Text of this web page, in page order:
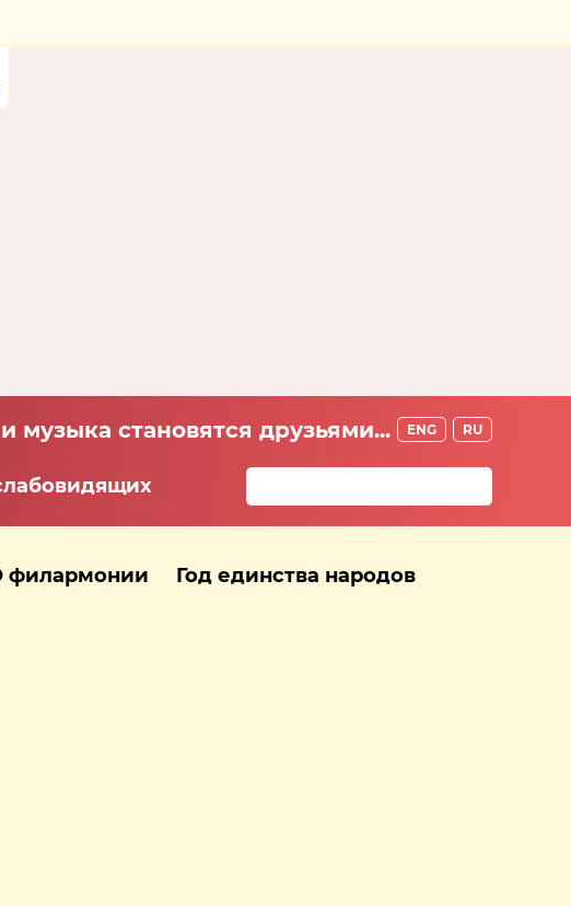
музыка становятся друзьями... ENG RU
филармонии
Год единства народов